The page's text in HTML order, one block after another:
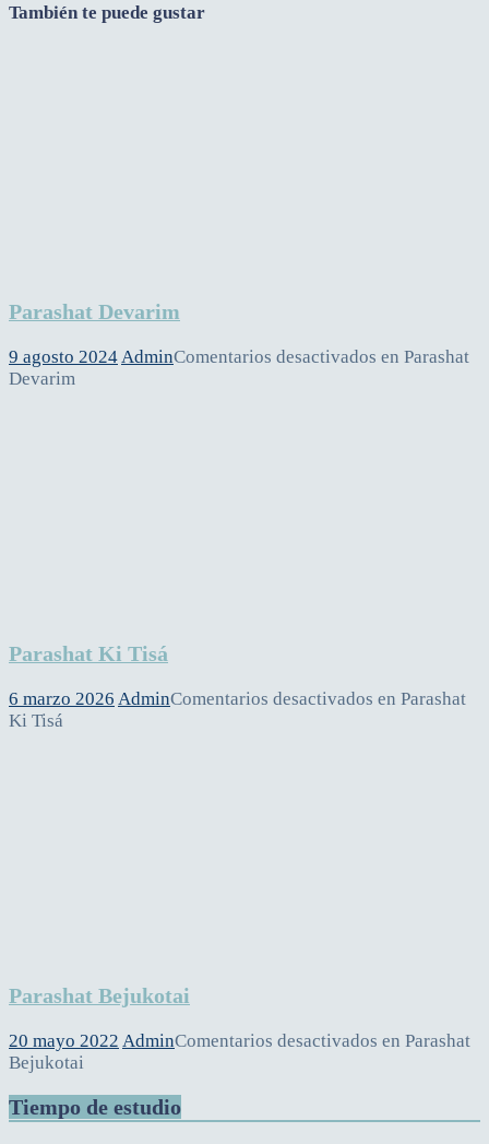
También te puede gustar
Parashat Devarim
9 agosto 2024AdminComentarios desactivados en Parashat
Devarim
Parashat Ki Tisá
6 marzo 2026 AdminComentarios desactivados en Parashat
Ki Tisá
Parashat Bejukotai
20 mayo 2022 AdminComentarios desactivados en Parashat
Bejukotai
Tiempo de estudio